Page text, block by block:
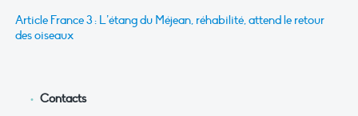
Article France 3 : L’étang du Méjean, réhabilité, attend le retour
des oiseaux
Contacts